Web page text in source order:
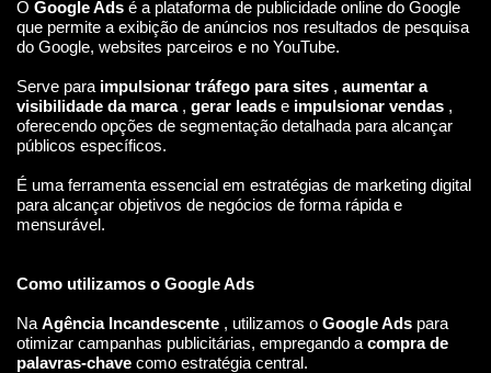
O Google Ads é a plataforma de publicidade online do Google
que permite a exibição de anúncios nos resultados de pesquisa
do Google, websites parceiros e no YouTube.
Serve para impulsionar tráfego para sites , aumentar a
visibilidade da marca , gerar leads e impulsionar vendas ,
oferecendo opções de segmentação detalhada para alcançar
públicos específicos.
É uma ferramenta essencial em estratégias de marketing digital
para alcançar objetivos de negócios de forma rápida e
mensurável.
Como utilizamos o Google Ads
Na Agência Incandescente , utilizamos o Google Ads para
otimizar campanhas publicitárias, empregando a compra de
palavras-chave como estratégia central.